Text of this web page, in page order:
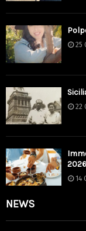
25
22
2026
14
NEWS